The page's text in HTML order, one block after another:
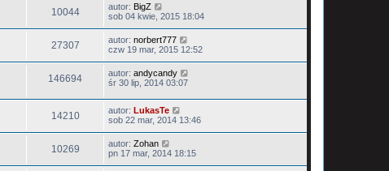
10044 autor: BigZ
sob 04 kwie, 2015 18:04
27307 autor: norbert777
czw 19 mar, 2015 12:52
146694 autor: andycandy
śr 30 lip, 2014 03:07
14210 autor: LukasTe
sob 22 mar, 2014 13:46
10269 autor: Zohan
pn 17 mar, 2014 18:15